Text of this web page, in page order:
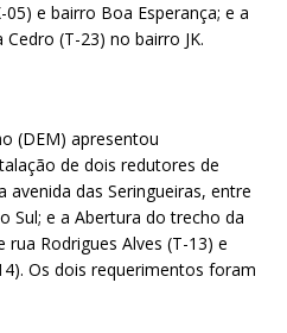
e bairro Boa Esperança; e a
(T-23) no bairro JK.
(DEM) apresentou
de dois redutores de
avenida das Seringueiras, entre
Sul; e a Abertura do trecho da
Rodrigues Alves (T-13) e
Os dois requerimentos foram